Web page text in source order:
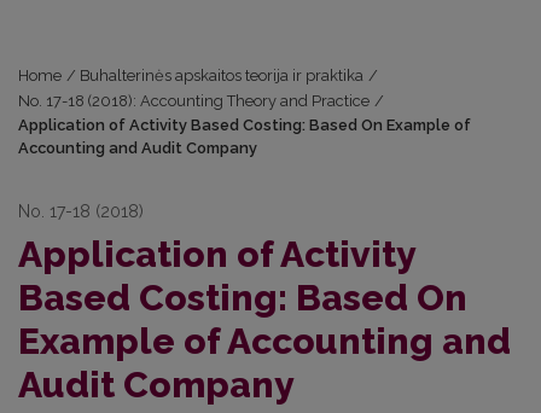
Home / Buhalterinės apskaitos teorija ir praktika /
No. 17-18 (2018): Accounting Theory and Practice /
Application of Activity Based Costing: Based On Example of
Accounting and Audit Company
No. 17-18 (2018)
Application of Activity
Based Costing: Based On
Example of Accounting and
Audit Company